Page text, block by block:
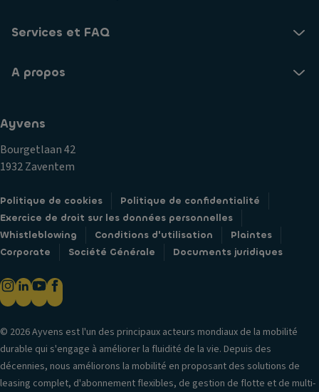
Services et FAQ
A propos
Ayvens
Bourgetlaan 42
1932 Zaventem
Politique de cookies
Politique de confidentialité
Exercice de droit sur les données personnelles
Whistleblowing
Conditions d'utilisation
Plaintes
Corporate
Société Générale Documents juridiques
© 2026 Ayvens est l'un des principaux acteurs mondiaux de la mobilité
durable qui s'engage à améliorer la fluidité de la vie. Depuis des
décennies, nous améliorons la mobilité en proposant des solutions de
leasing complet, d'abonnement flexibles, de gestion de flotte et de multi-